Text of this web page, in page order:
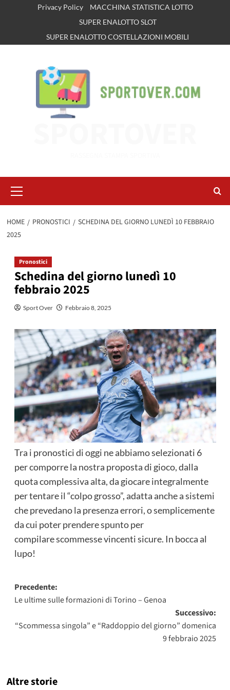
Privacy Policy
MACCHINA STATISTICA LOTTO
SUPER ENALOTTO SLOT
SUPER ENALOTTO COSTELLAZIONI MOBILI
principale
HOME PRONOSTICI
SCHEDINA DEL GIORNO LUNEDÌ 10 FEBBRAIO
2025
Pronostici
Schedina del giorno lunedì 10
febbraio 2025
Sport Over Febbraio 8, 2025
Tra i pronostici di oggi ne abbiamo selezionati 6
per comporre la nostra proposta di gioco, dalla
quota complessiva alta, da giocare integralmente
per tentare il “colpo grosso”, adatta anche a sistemi
che prevedano la presenza errori, o semplicemente
da cui poter prendere spunto per
compilare scommesse vincenti sicure. In bocca al
lupo!
Navigazione
articolo
Precedente:
Le ultime sulle formazioni di Torino – Genoa
Successivo:
“Scommessa singola” e “Raddoppio del giorno” domenica
9 febbraio 2025
Altre storie